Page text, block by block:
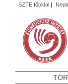
SZTE főoldal|